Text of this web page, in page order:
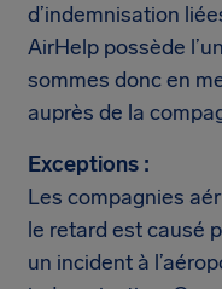
d’indemnisation
AirHelp possède
sommes donc en
auprès de la
Exceptions :
Les compagnies
le retard est causé
un incident à